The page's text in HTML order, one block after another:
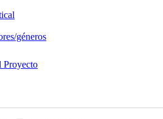
géneros
Proyecto